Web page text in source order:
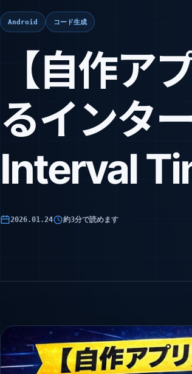
Android コード生成
【自作ア
るインタ
Interval
2026.01.24 約3分で読めます